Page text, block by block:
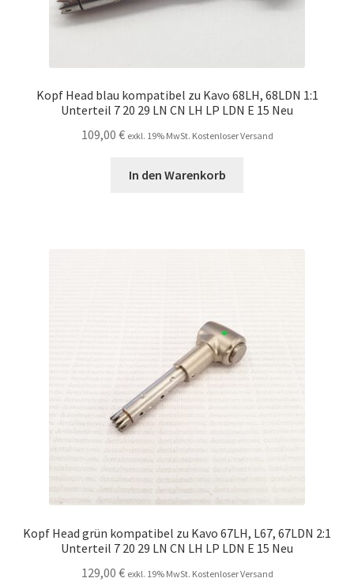
Kopf Head blau kompatibel zu Kavo 68LH, 68LDN 1:1
Unterteil 7 20 29 LN CN LH LP LDN E 15 Neu
109,00 € exkl. 19% MwSt. Kostenloser Versand
In den Warenkorb
Kopf Head grün kompatibel zu Kavo 67LH, L67, 67LDN 2:1
Unterteil 7 20 29 LN CN LH LP LDN E 15 Neu
129,00 € exkl. 19% MwSt. Kostenloser Versand